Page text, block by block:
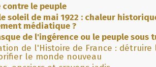
contre le peuple
soleil de mai 1922 : chaleur
médiatique ?
de l'ingérence ou le peuple sous
de l'Histoire de France : détruire
le monde nouveau